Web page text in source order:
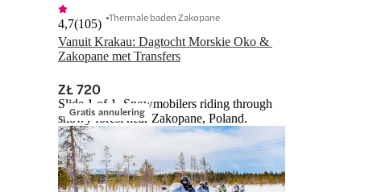
Vanuit Krakau: Dagtocht Morskie Oko &
Zakopane met Transfers
4,7(105) Thermale baden Zakopane
ZŁ 720
Gratis annulering
Slide 1 of 1, Snowmobilers riding through
snowy forest near Zakopane, Poland.